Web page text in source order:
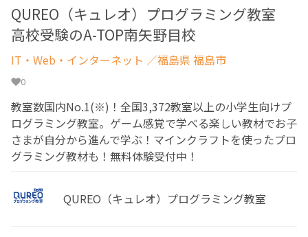
QUREO（キュレオ）プログラミング教室
高校受験のA-TOP南矢野目校
IT・Web・インターネット ／福島県 福島市
0
教室数国内No.1(※)！全国3,372教室以上の小学生向けプ
ログラミング教室。ゲーム感覚で学べる楽しい教材でお子
さまが自分から進んで学ぶ！マインクラフトを使ったプロ
グラミング教材も！無料体験受付中！
QUREO（キュレオ）プログラミング教室